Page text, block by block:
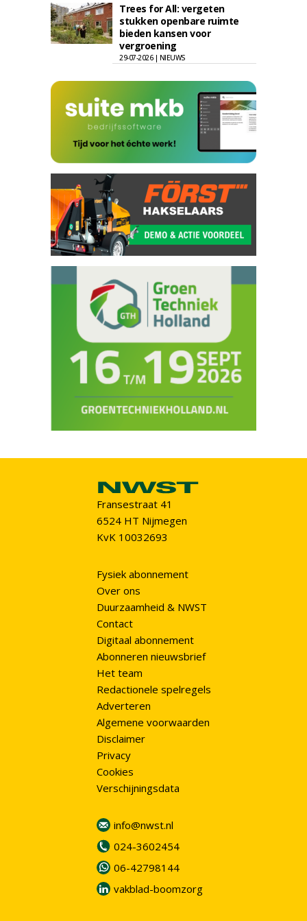
Trees for All: vergeten
stukken openbare ruimte
bieden kansen voor
vergroening
29-07-2026 | NIEUWS
Fransestraat 41
6524 HT Nijmegen
KvK 10032693
Fysiek abonnement
Over ons
Duurzaamheid & NWST
Contact
Digitaal abonnement
Abonneren nieuwsbrief
Het team
Redactionele spelregels
Adverteren
Algemene voorwaarden
Disclaimer
Privacy
Cookies
Verschijningsdata
info@nwst.nl
024-3602454
06-42798144
vakblad-boomzorg